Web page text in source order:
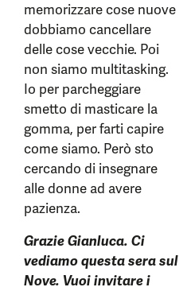
memorizzare cose nuove
dobbiamo cancellare
delle cose vecchie. Poi
non siamo multitasking.
Io per parcheggiare
smetto di masticare la
gomma, per farti capire
come siamo. Però sto
cercando di insegnare
alle donne ad avere
pazienza.
Grazie Gianluca. Ci
vediamo questa sera sul
Nove. Vuoi invitare i